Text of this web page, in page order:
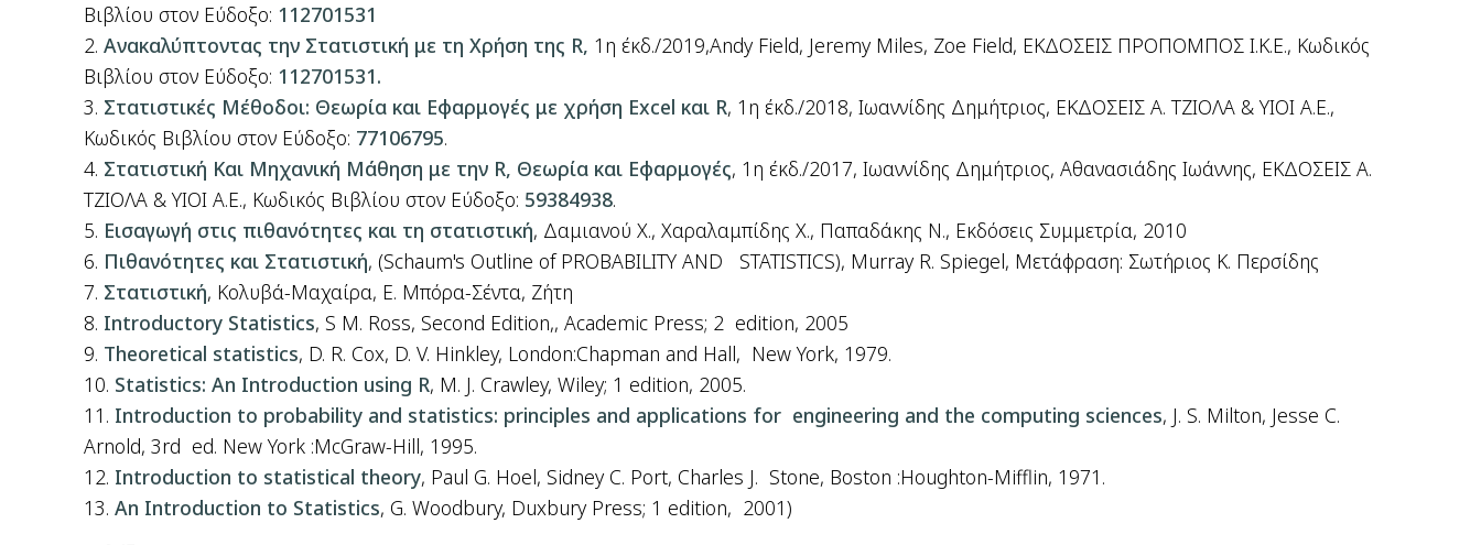
Βιβλίου στον Εύδοξο: 112701531
Ανακαλύπτοντας την Στατιστική με τη Χρήση της R, 1η έκδ./2019,Andy Field, Jeremy Miles, Zoe Field, ΕΚΔΟΣΕΙΣ ΠΡΟΠΟΜΠΟΣ Ι.Κ.Ε., Κωδικός
Βιβλίου στον Εύδοξο: 112701531.
Στατιστικές Μέθοδοι: Θεωρία και Εφαρμογές με χρήση Excel και R, 1η έκδ./2018, Ιωαννίδης Δημήτριος, ΕΚΔΟΣΕΙΣ Α. ΤΖΙΟΛΑ & ΥΙΟΙ Α.Ε.,
Κωδικός Βιβλίου στον Εύδοξο: 77106795.
Στατιστική Και Μηχανική Μάθηση με την R, Θεωρία και Εφαρμογές, 1η έκδ./2017, Ιωαννίδης Δημήτριος, Αθανασιάδης Ιωάννης, ΕΚΔΟΣΕΙΣ Α.
ΤΖΙΟΛΑ & ΥΙΟΙ Α.Ε., Κωδικός Βιβλίου στον Εύδοξο: 59384938.
Εισαγωγή στις πιθανότητες και τη στατιστική, Δαμιανού Χ., Χαραλαμπίδης Χ., Παπαδάκης Ν., Εκδόσεις Συμμετρία, 2010
Πιθανότητες και Στατιστική, (Schaum's Outline of PROBABILITY AND STATISTICS), Murray R. Spiegel, Μετάφραση: Σωτήριος Κ. Περσίδης
Στατιστική, Κολυβά-Μαχαίρα, Ε. Μπόρα-Σέντα, Ζήτη
Introductory Statistics, S M. Ross, Second Edition,, Academic Press; 2 edition, 2005
Theoretical statistics, D. R. Cox, D. V. Hinkley, London:Chapman and Hall, New York, 1979.
Statistics: An Introduction using R, M. J. Crawley, Wiley; 1 edition, 2005.
Introduction to probability and statistics: principles and applications for engineering and the computing sciences, J. S. Milton, Jesse C.
Arnold, 3rd ed. New York :McGraw-Hill, 1995.
Introduction to statistical theory, Paul G. Hoel, Sidney C. Port, Charles J. Stone, Boston :Houghton-Mifflin, 1971.
An Introduction to Statistics, G. Woodbury, Duxbury Press; 1 edition, 2001)